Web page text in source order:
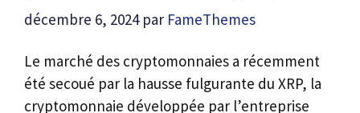
décembre 6, 2024 par FameThemes
Le marché des cryptomonnaies a récemment
été secoué par la hausse fulgurante du XRP, la
cryptomonnaie développée par l’entreprise